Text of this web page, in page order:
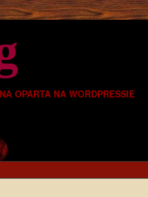
OPARTA NA WORDPRESSIE